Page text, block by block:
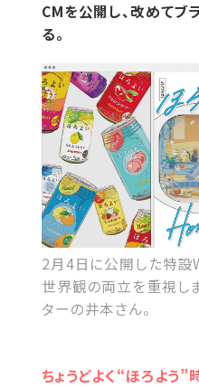
CMを公開し、改めてブ
る。
2月4日に公開した特設
世界観の両立を重視しま
ターの井本さん。
ちょうどよく“ほろよう”